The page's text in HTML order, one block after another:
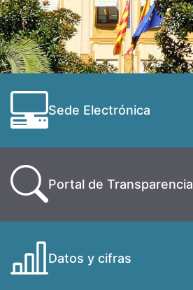
Sede Electrónica
Portal de Transparencia
Datos y cifras